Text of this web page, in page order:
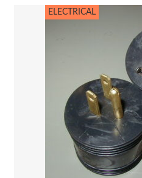
ELECTRICAL